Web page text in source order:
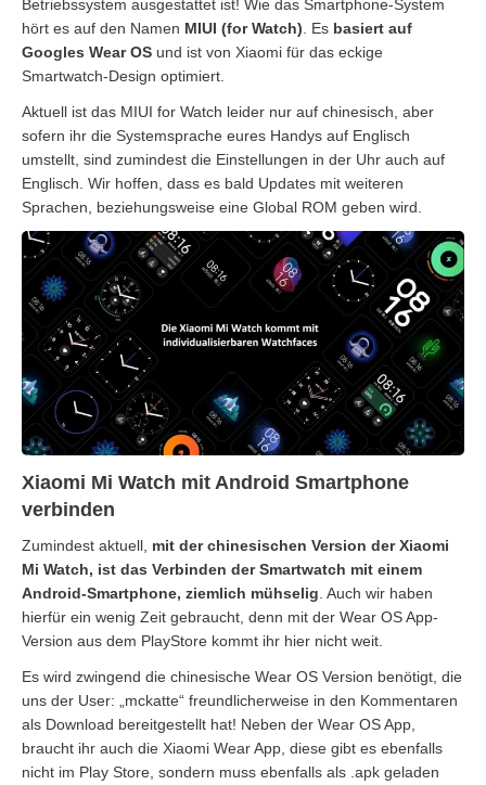
Betriebssystem ausgestattet ist! Wie das Smartphone-System
hört es auf den Namen MIUI (for Watch) . Es basiert auf
Googles Wear OS und ist von Xiaomi für das eckige
Smartwatch-Design optimiert.
Aktuell ist das MIUI for Watch leider nur auf chinesisch, aber
sofern ihr die Systemsprache eures Handys auf Englisch
umstellt, sind zumindest die Einstellungen in der Uhr auch auf
Englisch. Wir hoffen, dass es bald Updates mit weiteren
Sprachen, beziehungsweise eine Global ROM geben wird.
Xiaomi Mi Watch mit Android Smartphone
verbinden
Zumindest aktuell, mit der chinesischen Version der Xiaomi
Mi Watch, ist das Verbinden der Smartwatch mit einem
Android-Smartphone, ziemlich mühselig . Auch wir haben
hierfür ein wenig Zeit gebraucht, denn mit der Wear OS App-
Version aus dem PlayStore kommt ihr hier nicht weit.
Es wird zwingend die chinesische Wear OS Version benötigt, die
uns der User: „mckatte“ freundlicherweise in den Kommentaren
als Download bereitgestellt hat! Neben der Wear OS App,
braucht ihr auch die Xiaomi Wear App, diese gibt es ebenfalls
nicht im Play Store, sondern muss ebenfalls als .apk geladen